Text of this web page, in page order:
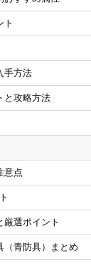
ト
手方法
と攻略方法
意点
厳選ポイント
（青防具）まとめ